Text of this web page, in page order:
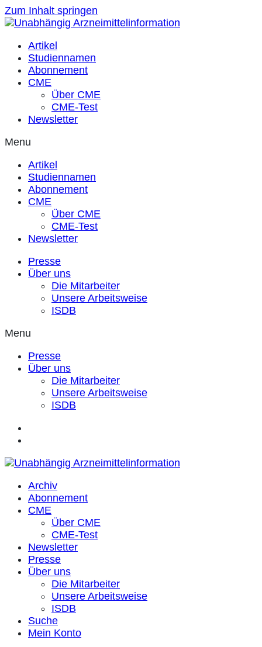
Zum Inhalt springen
Artikel
Studiennamen
Abonnement
CME
Über CME
CME-Test
Newsletter
Menu
Artikel
Studiennamen
Abonnement
CME
Über CME
CME-Test
Newsletter
Presse
Über uns
Die Mitarbeiter
Unsere Arbeitsweise
ISDB
Menu
Presse
Über uns
Die Mitarbeiter
Unsere Arbeitsweise
ISDB
Archiv
Abonnement
CME
Über CME
CME-Test
Newsletter
Presse
Über uns
Die Mitarbeiter
Unsere Arbeitsweise
ISDB
Suche
Mein Konto